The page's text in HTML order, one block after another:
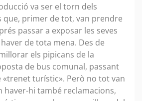
va ser el torn dels
que, primer de tot, van prendre
passar a exposar les seves
de tota mena. Des de
els pipicans de la
de bus comunal, passant
turístic». Però no tot van
haver-hi també reclamacions,